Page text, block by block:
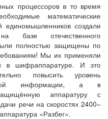
процессоров в то время
математические
единомышленников создали
базе отечественного
полностью защищены по
Мы их применяли
в шифраппаратуре. И это
повысить уровень
информации, а в
аппаратуру с
речи на скоростях 2400–
«Разбег».